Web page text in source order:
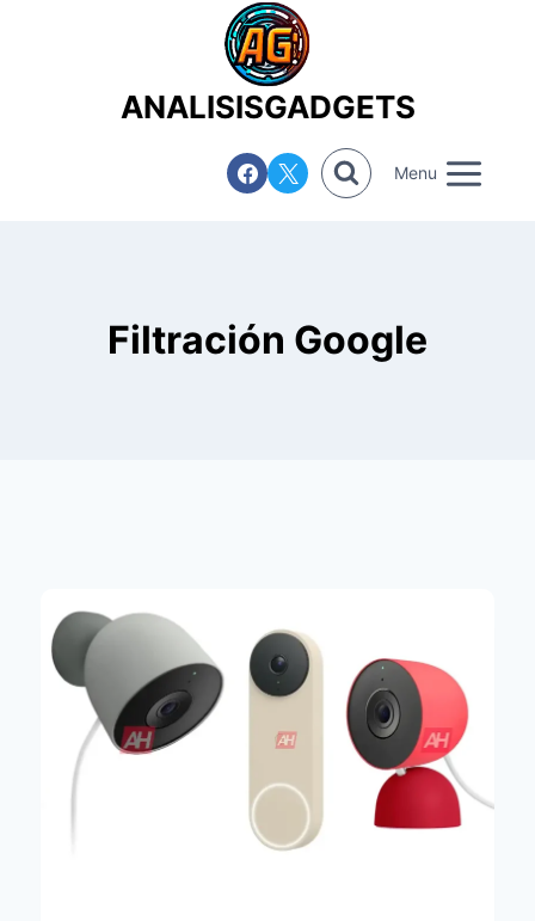
ANALISISGADGETS
Menu
Filtración Google